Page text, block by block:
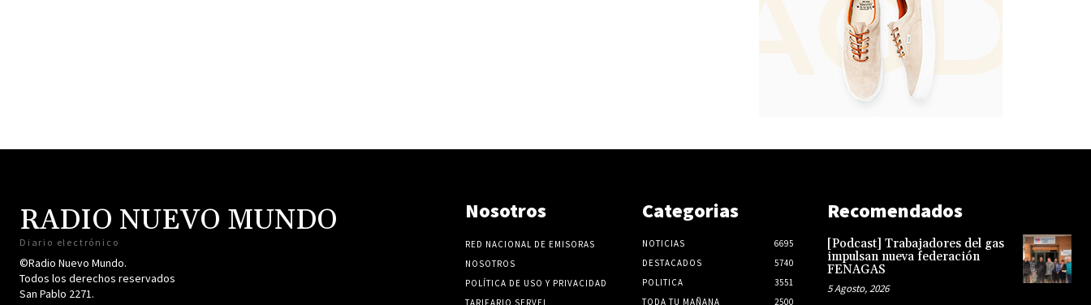
RADIO NUEVO MUNDO
Diario electrónico
©Radio Nuevo Mundo.
Todos los derechos reservados
San Pablo 2271.
Nosotros
RED NACIONAL DE EMISORAS
NOSOTROS
POLÍTICA DE USO Y PRIVACIDAD
TARIFARIO SERVEL
Categorias
NOTICIAS
6695
DESTACADOS
5740
POLITICA
3551
TODA TU MAÑANA
2500
Recomendados
[Podcast] Trabajadores del gas
impulsan nueva federación
FENAGAS
5 Agosto, 2026